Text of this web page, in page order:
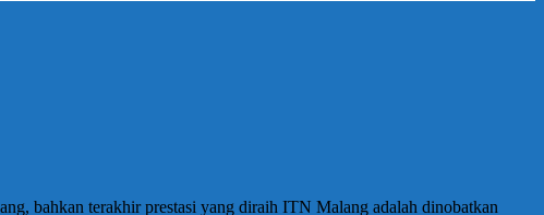
bahkan terakhir prestasi yang diraih ITN Malang adalah dinobatkan